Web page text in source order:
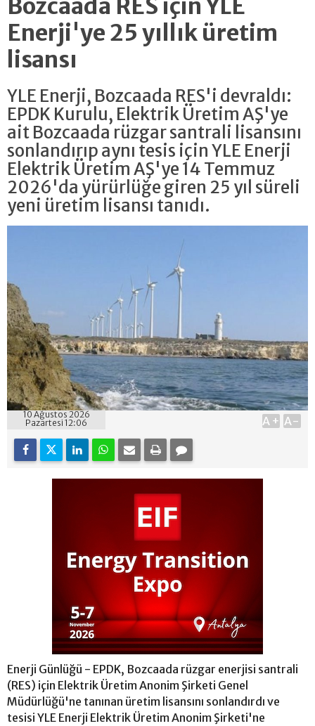
Bozcaada RES için YLE
Enerji'ye 25 yıllık üretim
lisansı
YLE Enerji, Bozcaada RES'i devraldı:
EPDK Kurulu, Elektrik Üretim AŞ'ye
ait Bozcaada rüzgar santrali lisansını
sonlandırıp aynı tesis için YLE Enerji
Elektrik Üretim AŞ'ye 14 Temmuz
2026'da yürürlüğe giren 25 yıl süreli
yeni üretim lisansı tanıdı.
10 Ağustos 2026
Pazartesi 12:06
A+ A-
Enerji Günlüğü - EPDK, Bozcaada rüzgar enerjisi santrali
(RES) için Elektrik Üretim Anonim Şirketi Genel
Müdürlüğü'ne tanınan üretim lisansını sonlandırdı ve
tesisi YLE Enerji Elektrik Üretim Anonim Şirketi'ne